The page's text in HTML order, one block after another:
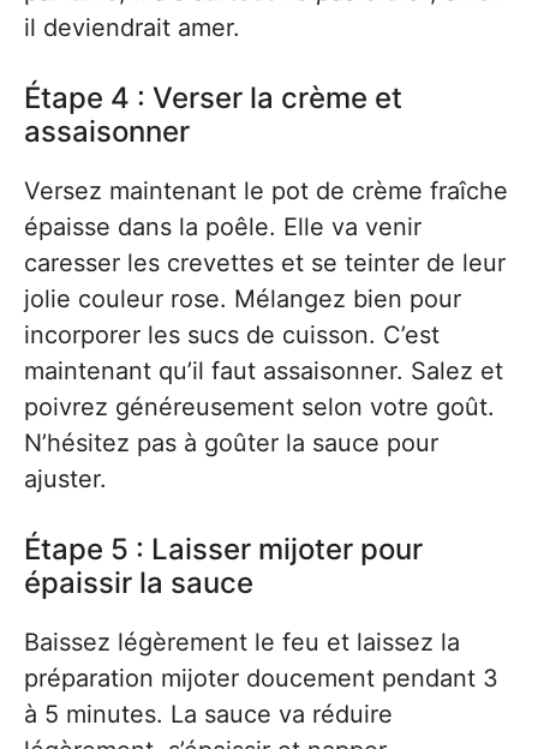
il deviendrait amer.
Étape 4 : Verser la crème et
assaisonner
Versez maintenant le pot de crème fraîche
épaisse dans la poêle. Elle va venir
caresser les crevettes et se teinter de leur
jolie couleur rose. Mélangez bien pour
incorporer les sucs de cuisson. C’est
maintenant qu’il faut assaisonner. Salez et
poivrez généreusement selon votre goût.
N’hésitez pas à goûter la sauce pour
ajuster.
Étape 5 : Laisser mijoter pour
épaissir la sauce
Baissez légèrement le feu et laissez la
préparation mijoter doucement pendant 3
à 5 minutes. La sauce va réduire